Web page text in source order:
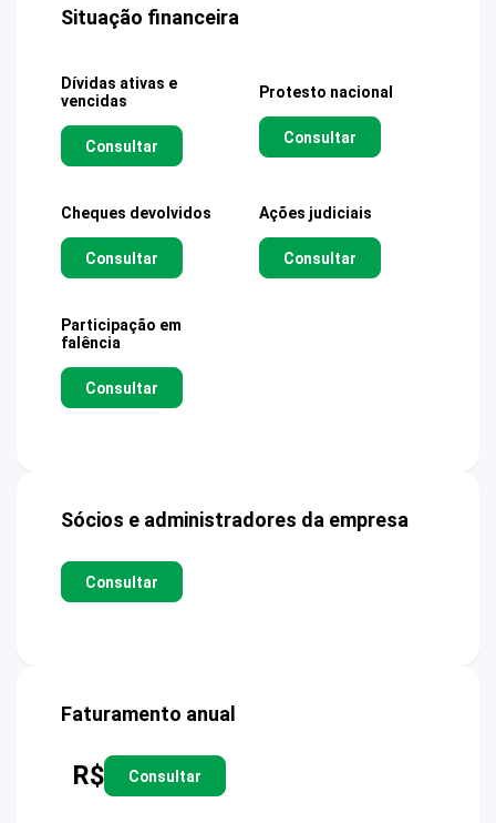
Situação financeira
Dívidas ativas e
vencidas
Consultar
Protesto nacional
Consultar
Cheques devolvidos
Consultar
Ações judiciais
Consultar
Participação em
falência
Consultar
Sócios e administradores da empresa
Consultar
Faturamento anual
R$ Consultar